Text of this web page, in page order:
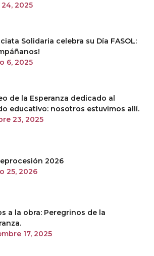
2025
Solidaria celebra su Día FASOL:
6, 2025
de la Esperanza dedicado al
educativo: nosotros estuvimos allí.
23, 2025
2026
25, 2026
a la obra: Peregrinos de la
17, 2025